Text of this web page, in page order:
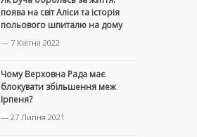
поява на світ Аліси та історія
польового шпиталю на дому
— 7 Квітня 2022
Чому Верховна Рада має
блокувати збільшення меж
Ірпеня?
— 27 Липня 2021